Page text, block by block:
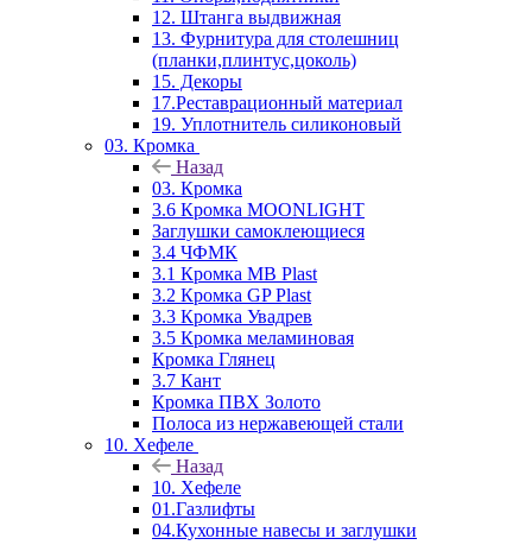
12. Штанга выдвижная
13. Фурнитура для столешниц
(планки,плинтус,цоколь)
15. Декоры
17.Реставрационный материал
19. Уплотнитель силиконовый
03. Кромка
Назад
03. Кромка
3.6 Кромка MOONLIGHT
Заглушки самоклеющиеся
3.4 ЧФМК
3.1 Кромка MB Plast
3.2 Кромка GP Plast
3.3 Кромка Увадрев
3.5 Кромка меламиновая
Кромка Глянец
3.7 Кант
Кромка ПВХ Золото
Полоса из нержавеющей стали
10. Хефеле
Назад
10. Хефеле
01.Газлифты
04.Кухонные навесы и заглушки